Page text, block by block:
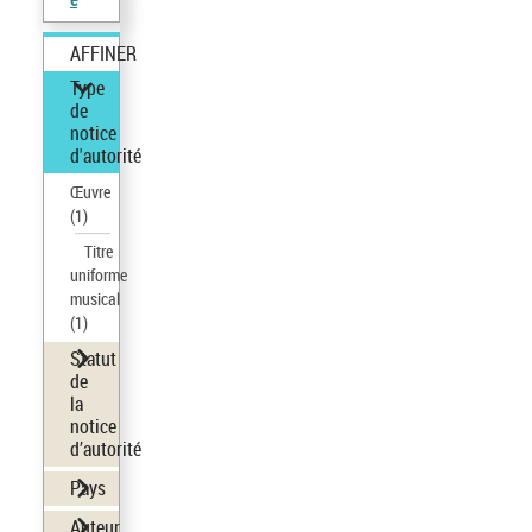
AFFINER
Type
de
notice
d'autorité
Œuvre
(1)
Titre
uniforme
musical
(1)
Statut
de
la
notice
d’autorité
Pays